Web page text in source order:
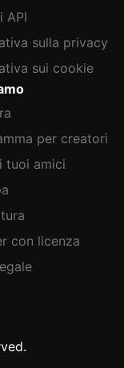
API
sulla privacy
sui cookie
per creatori
tuoi amici
con licenza